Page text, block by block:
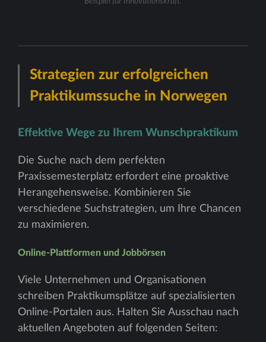
Strategien zur erfolgreichen
Praktikumssuche in Norwegen
Effektive Wege zu Ihrem Wunschpraktikum
Die Suche nach dem perfekten
Praxissemesterplatz erfordert eine proaktive
Herangehensweise. Kombinieren Sie
verschiedene Suchstrategien, um Ihre Chancen
zu maximieren.
Online-Plattformen und Jobbörsen
Viele Unternehmen und Organisationen
schreiben Praktikumsplätze auf spezialisierten
Online-Portalen aus. Halten Sie Ausschau nach
aktuellen Angeboten auf folgenden Seiten: